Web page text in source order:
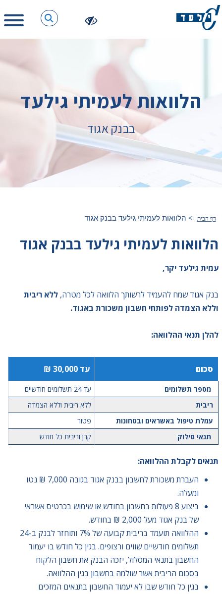
הלוואות לעמיתי גילעד
בבנק אגוד
דף הבית > הלוואות לעמיתי גילעד בבנק אגוד
הלוואות לעמיתי גילעד בבנק אגוד
עמית גילעד יקר,
בנק אגוד שמח להעמיד לרשותך הלוואה לכל מטרה,ללא ריבית
וללא הצמדה לפותחי חשבון משכורת באגוד.
להלן תנאי ההלוואה:
סכום עד 30,000 ₪
מספר תשלומים
עד 24 תשלומים חודשיים
ריבית
ללא ריבית וללא הצמדה
עמלת טיפול באשראים ובטחונות
פטור
תנאי סילוק
קרן וריבית כל חודש
תנאים לקבלת ההלוואה:
העברת משכורת לחשבון בבנק אגוד בגובה 7,000 ₪ נטו
ומעלה.
ביצוע 8 פעולות בחשבון בחודש או שימוש בכרטיס אשראי
של בנק אגוד מעל 2,000 ₪ בחודש.
ההלוואה תועמד בריבית קבועה של 7% ותוחזר לבנק ב-24
תשלומים חודשיים שווים ורצופים. בגין כל חודש בו יעמוד
החשבון בתנאי המסלול, יזכה הבנק את חשבון הלקוח
בסכום הריבית אשר שולמה בחשבון בגין ההלוואה.
בגין כל חודש שבו לא יעמוד החשבון בתנאים המזכים